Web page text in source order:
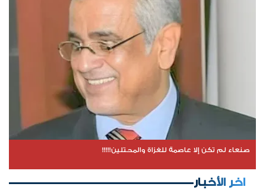
صنعاء لم تكن إلا عاصمة للغزاة والمحتلين!!!!!
اخر الأخبار